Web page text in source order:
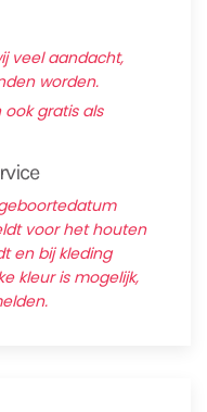
veel aandacht,
worden.
gratis als
voor het houten
en bij kleding
kleur is mogelijk,